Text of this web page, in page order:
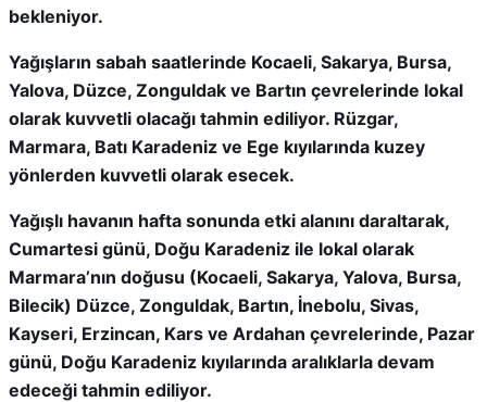
bekleniyor.
Yağışların sabah saatlerinde Kocaeli, Sakarya, Bursa,
Yalova, Düzce, Zonguldak ve Bartın çevrelerinde lokal
olarak kuvvetli olacağı tahmin ediliyor. Rüzgar,
Marmara, Batı Karadeniz ve Ege kıyılarında kuzey
yönlerden kuvvetli olarak esecek.
Yağışlı havanın hafta sonunda etki alanını daraltarak,
Cumartesi günü, Doğu Karadeniz ile lokal olarak
Marmara’nın doğusu (Kocaeli, Sakarya, Yalova, Bursa,
Bilecik) Düzce, Zonguldak, Bartın, İnebolu, Sivas,
Kayseri, Erzincan, Kars ve Ardahan çevrelerinde, Pazar
günü, Doğu Karadeniz kıyılarında aralıklarla devam
edeceği tahmin ediliyor.